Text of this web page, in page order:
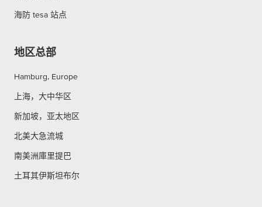
海防 tesa 站点
地区总部
Hamburg, Europe
上海，大中华区
新加坡，亚太地区
北美大急流城
南美洲庫里提巴
土耳其伊斯坦布尔